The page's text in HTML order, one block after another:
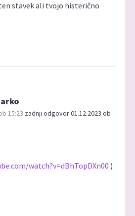
stavek ali tvojo histerično
15:23 zadnji odgovor 01.12.2023 ob
watch?v=dBhTopDXn00 )